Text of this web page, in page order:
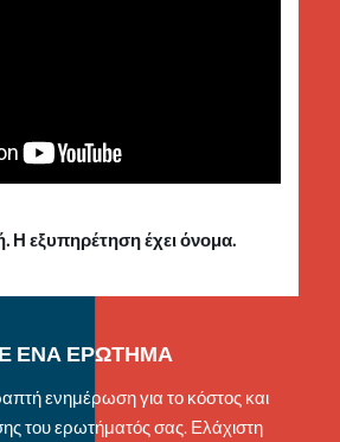
Η εξυπηρέτηση έχει όνομα.
ΕΝΑ ΕΡΩΤΗΜΑ
ενημέρωση για το κόστος και
του ερωτήματός σας. Ελάχιστη